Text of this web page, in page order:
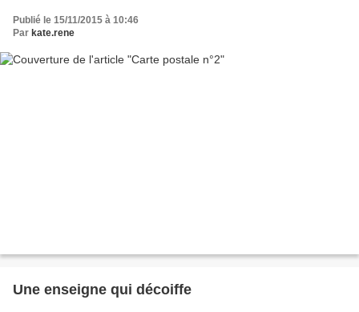
Publié le 15/11/2015 à 10:46
Par kate.rene
Une enseigne qui décoiffe